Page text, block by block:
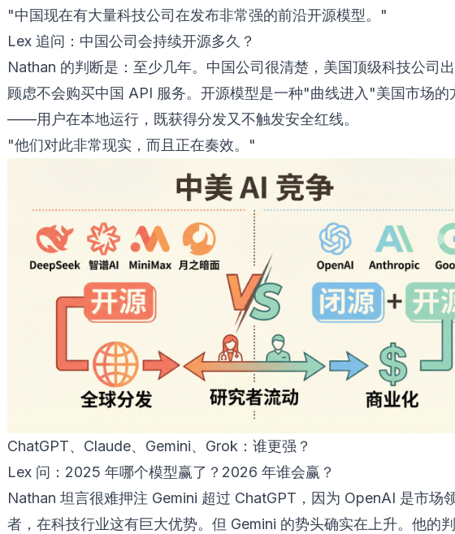
"中国现在有大量科技公司在发布非常强的前沿开源模型。"
Lex 追问：中国公司会持续开源多久？
Nathan 的判断是：至少几年。中国公司很清楚，美国顶级科技公司
顾虑不会购买中国 API 服务。开源模型是一种"曲线进入"美国市场的
——用户在本地运行，既获得分发又不触发安全红线。
"他们对此非常现实，而且正在奏效。"
ChatGPT、Claude、Gemini、Grok：谁更强？
Lex 问：2025 年哪个模型赢了？2026 年谁会赢？
Nathan 坦言很难押注 Gemini 超过 ChatGPT，因为 OpenAI 是市场
者，在科技行业这有巨大优势。但 Gemini 的势头确实在上升。他的判